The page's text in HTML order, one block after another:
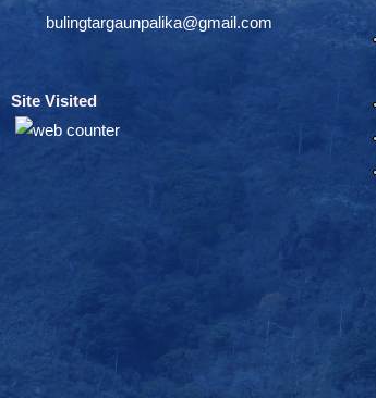
bulingtargaunpalika@gmail.com
Site Visited: